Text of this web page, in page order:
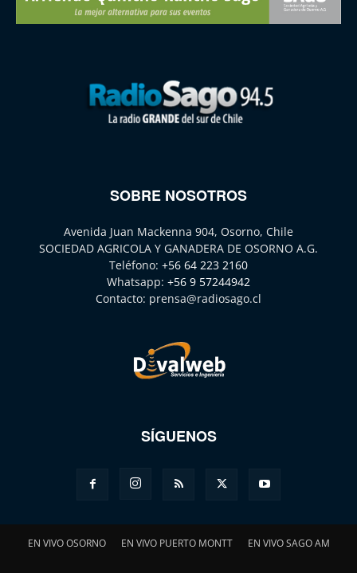
SOBRE NOSOTROS
Avenida Juan Mackenna 904, Osorno, Chile
SOCIEDAD AGRICOLA Y GANADERA DE OSORNO A.G.
Teléfono: +56 64 223 2160
Whatsapp: +56 9 57244942
Contacto: prensa@radiosago.cl
SÍGUENOS
EN VIVO OSORNO EN VIVO PUERTO MONTT EN VIVO SAGO AM